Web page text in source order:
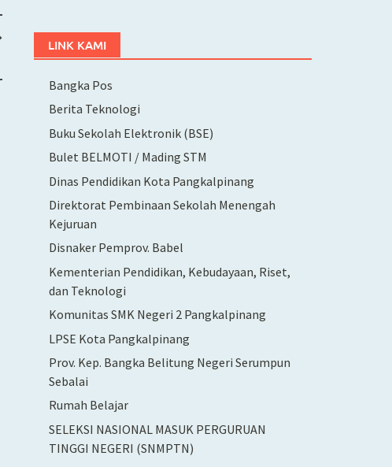
LINK KAMI
Bangka Pos
Berita Teknologi
Buku Sekolah Elektronik (BSE)
Bulet BELMOTI / Mading STM
Dinas Pendidikan Kota Pangkalpinang
Direktorat Pembinaan Sekolah Menengah
Kejuruan
Disnaker Pemprov. Babel
Kementerian Pendidikan, Kebudayaan, Riset,
dan Teknologi
Komunitas SMK Negeri 2 Pangkalpinang
LPSE Kota Pangkalpinang
Prov. Kep. Bangka Belitung Negeri Serumpun
Sebalai
Rumah Belajar
SELEKSI NASIONAL MASUK PERGURUAN
TINGGI NEGERI (SNMPTN)